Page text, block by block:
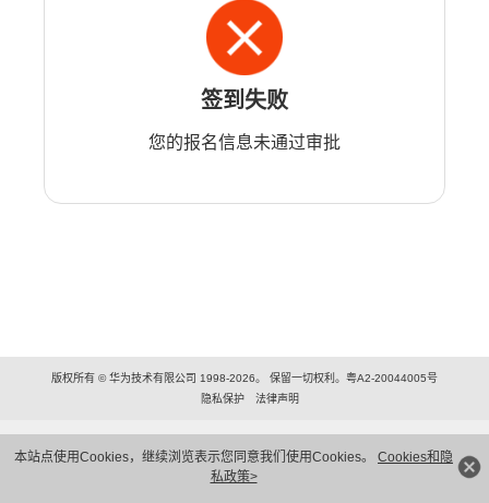
本站点使用Cookies，继续浏览表示您同意我们使用Cookies。 Cookies和隐
私政策>
签到失败
您的报名信息未通过审批
版权所有 © 华为技术有限公司 1998-2026。 保留一切权利。粤A2-20044005号
隐私保护
法律声明